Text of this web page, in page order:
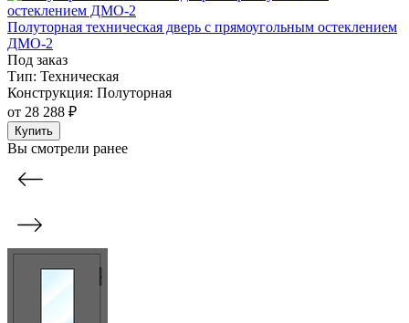
Полуторная техническая дверь с прямоугольным остеклением
ДМО-2
Под заказ
Тип: Техническая
Конструкция: Полуторная
от 28 288 ₽
Купить
Вы смотрели ранее